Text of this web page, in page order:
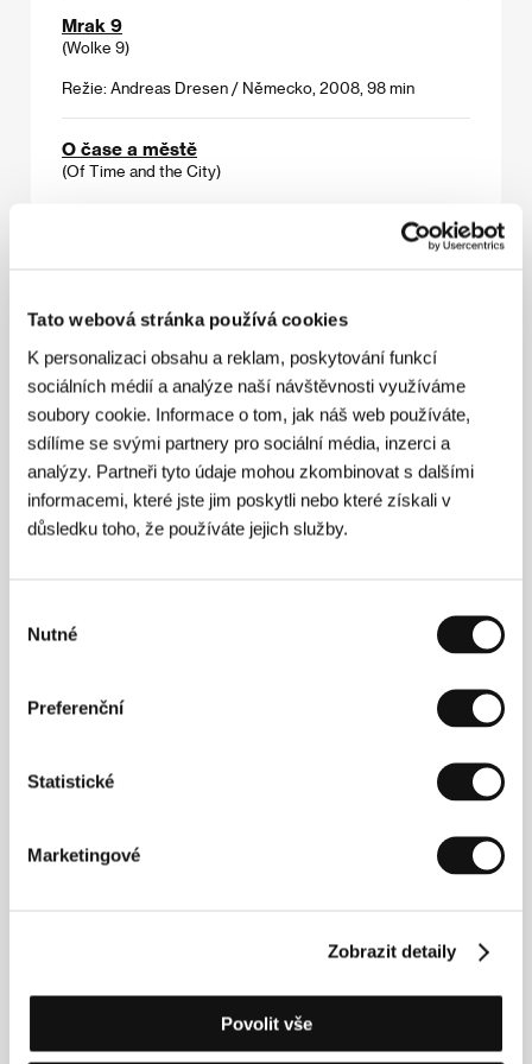
Tato webová stránka používá cookies
K personalizaci obsahu a reklam, poskytování funkcí
sociálních médií a analýze naší návštěvnosti využíváme
soubory cookie. Informace o tom, jak náš web používáte,
sdílíme se svými partnery pro sociální média, inzerci a
analýzy. Partneři tyto údaje mohou zkombinovat s dalšími
informacemi, které jste jim poskytli nebo které získali v
důsledku toho, že používáte jejich služby.
souhlasu
Nutné
Preferenční
Statistické
Marketingové
Zobrazit detaily
Povolit vše
Mrak 9
(Wolke 9)
Režie: Andreas Dresen / Německo, 2008, 98 min
O čase a městě
(Of Time and the City)
Režie: Bent Hamer / Norsko, Německo, Francie, Dánsko,
2007, 90 min
Tři opice
(Üc maymun)
Režie: Nuri Bilge Ceylan / Turecko, Francie, Itálie, 2008,
109 min
Režie: Ari Folman / Izrael, Německo, Francie, 2008,
85 min
V kleci
(De ofrivilliga)
Režie: Rodrigo Plá / Mexiko, 2008, 112 min